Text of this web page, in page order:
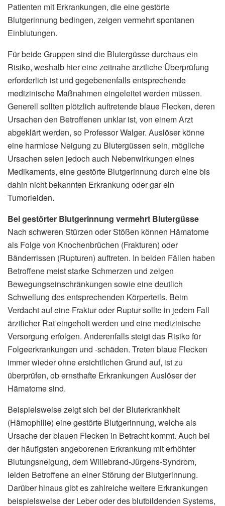
Patienten mit Erkrankungen, die eine gestörte
Blutgerinnung bedingen, zeigen vermehrt spontanen
Einblutungen.
Für beide Gruppen sind die Blutergüsse durchaus ein
Risiko, weshalb hier eine zeitnahe ärztliche Überprüfung
erforderlich ist und gegebenenfalls entsprechende
medizinische Maßnahmen eingeleitet werden müssen.
Generell sollten plötzlich auftretende blaue Flecken, deren
Ursachen den Betroffenen unklar ist, von einem Arzt
abgeklärt werden, so Professor Walger. Auslöser könne
eine harmlose Neigung zu Blutergüssen sein, mögliche
Ursachen seien jedoch auch Nebenwirkungen eines
Medikaments, eine gestörte Blutgerinnung durch eine bis
dahin nicht bekannten Erkrankung oder gar ein
Tumorleiden.
Bei gestörter Blutgerinnung vermehrt Blutergüsse
Nach schweren Stürzen oder Stößen können Hämatome
als Folge von Knochenbrüchen (Frakturen) oder
Bänderrissen (Rupturen) auftreten. In beiden Fällen haben
Betroffene meist starke Schmerzen und zeigen
Bewegungseinschränkungen sowie eine deutlich
Schwellung des entsprechenden Körperteils. Beim
Verdacht auf eine Fraktur oder Ruptur sollte in jedem Fall
ärztlicher Rat eingeholt werden und eine medizinische
Versorgung erfolgen. Anderenfalls steigt das Risiko für
Folgeerkrankungen und -schäden. Treten blaue Flecken
immer wieder ohne ersichtlichen Grund auf, ist zu
überprüfen, ob ernsthafte Erkrankungen Auslöser der
Hämatome sind.
Beispielsweise zeigt sich bei der Bluterkrankheit
(Hämophilie) eine gestörte Blutgerinnung, welche als
Ursache der blauen Flecken in Betracht kommt. Auch bei
der häufigsten angeborenen Erkrankung mit erhöhter
Blutungsneigung, dem Willebrand-Jürgens-Syndrom,
leiden Betroffene an einer Störung der Blutgerinnung.
Darüber hinaus gibt es zahlreiche weitere Erkrankungen
beispielsweise der Leber oder des blutbildenden Systems,